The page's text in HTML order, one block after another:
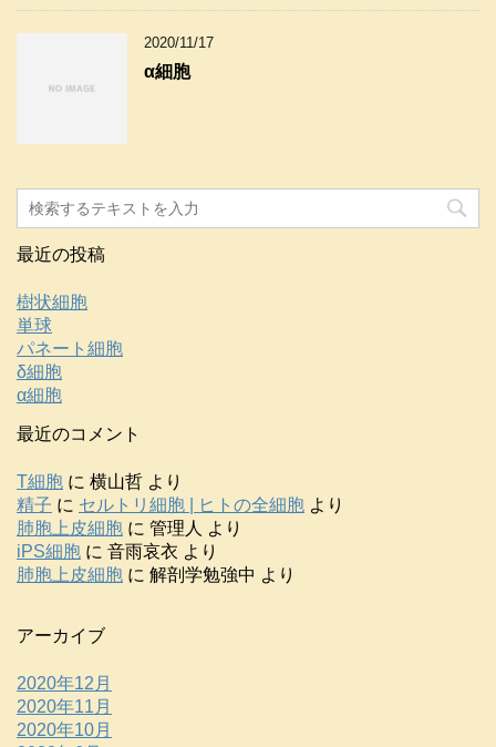
2020/11/17
α細胞
最近の投稿
樹状細胞
単球
パネート細胞
δ細胞
α細胞
最近のコメント
T細胞 に 横山哲 より
精子 に セルトリ細胞 | ヒトの全細胞 より
肺胞上皮細胞 に 管理人 より
iPS細胞 に 音雨哀衣 より
肺胞上皮細胞 に 解剖学勉強中 より
アーカイブ
2020年12月
2020年11月
2020年10月